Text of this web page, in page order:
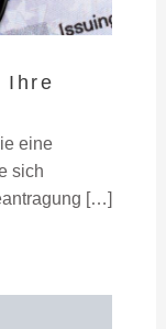
Ihre
eine
sich
[…]